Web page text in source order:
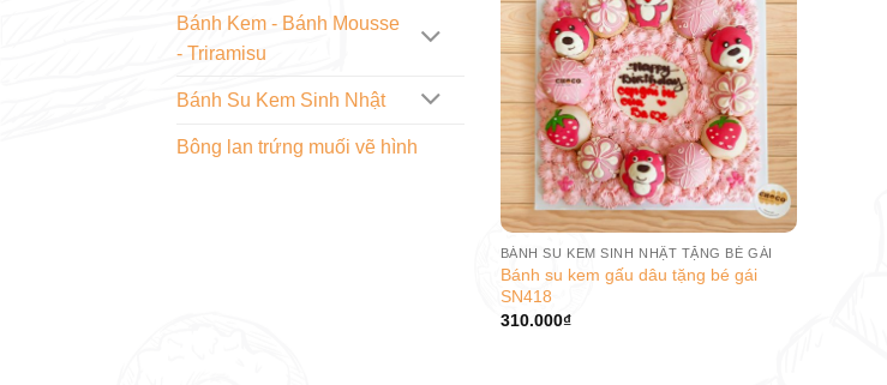
Bánh Kem - Bánh Mousse
- Triramisu
Bánh Su Kem Sinh Nhật
Bông lan trứng muối vẽ hình
BÁNH SU KEM SINH NHẬT TẶNG BÉ GÁI
Bánh su kem gấu dâu tặng bé gái
SN418
310.000₫